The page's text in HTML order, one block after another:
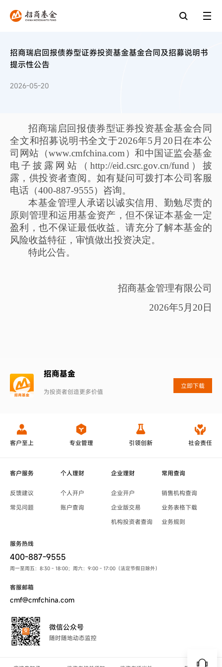
招商瑞启回报债券型证券投资基金基金合同及招募说明书
提示性公告
2026-05-20
招商瑞启回报债券型证券投资基金基金合同
全文和招募说明书全文于2026年5 月 20 日在本公
司网站（www.cmfchina.com ）和中国证监会基金
电子披露网站（ http://eid.csrc.gov.cn/fund ）披
露，供投资者查阅。如有疑问可拨打本公司客服
电话（400-887-9555）咨询。
本基金管理人承诺以诚实信用、勤勉尽责的
原则管理和运用基金资产，但不保证本基金一定
盈利，也不保证最低收益。请充分了解本基金的
风险收益特征，审慎做出投资决定。
特此公告。
招商基金管理有限公司
2026年5 月 20 日
招商基金
为投资者创造更多价值
立即下载
客户至上 专业管理 引领创新 社会责任
客户服务
反馈建议
常见问题
个人理财
个人开户
账户查询
企业理财
企业开户
企业版交易
机构投资者查询
常用查询
销售机构查询
业务表格下载
业务规则
服务热线
400-887-9555
周一至周五：8:30 - 18:00；周六：9:00 - 17:00（法定节假日除外）
客服邮箱
cmf@cmfchina.com
微信公众号
随时随地动态监控